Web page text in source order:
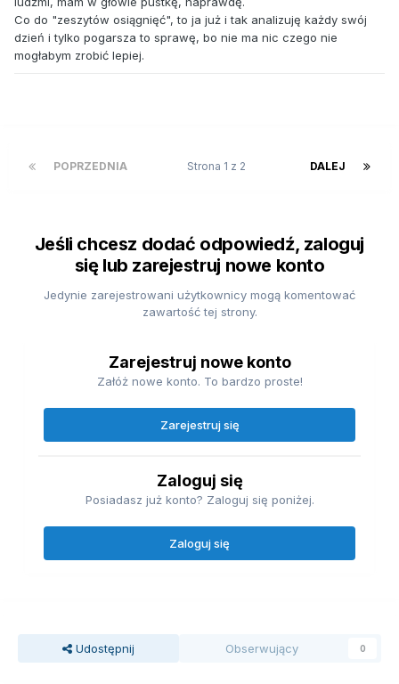
Co do "zeszytów osiągnięć", to ja już i tak analizuję każdy swój
dzień i tylko pogarsza to sprawę, bo nie ma nic czego nie
mogłabym zrobić lepiej.
POPRZEDNIA DALEJ
Strona 1 z 2
Jeśli chcesz dodać odpowiedź, zaloguj
się lub zarejestruj nowe konto
Jedynie zarejestrowani użytkownicy mogą komentować
zawartość tej strony.
Zarejestruj nowe konto
Załóż nowe konto. To bardzo proste!
Zarejestruj się
Zaloguj się
Posiadasz już konto? Zaloguj się poniżej.
Zaloguj się
Udostępnij Obserwujący 0